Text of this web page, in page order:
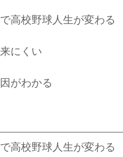
高校野球人生が変わる
にくい
がわかる
高校野球人生が変わる